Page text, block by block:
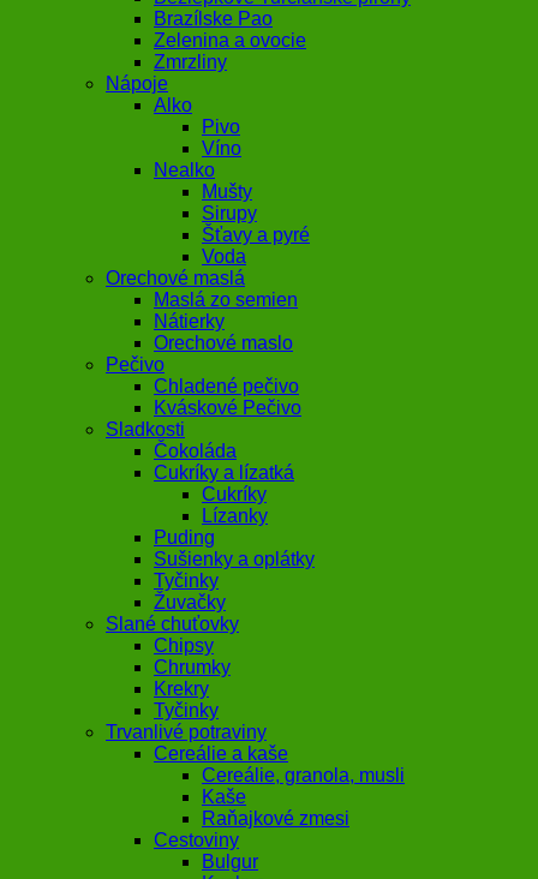
Brazílske Pao
Zelenina a ovocie
Zmrzliny
Nápoje
Alko
Pivo
Víno
Nealko
Mušty
Sirupy
Šťavy a pyré
Voda
Orechové maslá
Maslá zo semien
Nátierky
Orechové maslo
Pečivo
Chladené pečivo
Kváskové Pečivo
Sladkosti
Čokoláda
Cukríky a lízatká
Cukríky
Lízanky
Puding
Sušienky a oplátky
Tyčinky
Žuvačky
Slané chuťovky
Chipsy
Chrumky
Krekry
Tyčinky
Trvanlivé potraviny
Cereálie a kaše
Cereálie, granola, musli
Kaše
Raňajkové zmesi
Cestoviny
Bulgur